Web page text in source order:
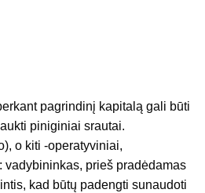
pagrindinį kapitalą gali būti
piniginiai srautai.
o kiti -operatyviniai,
vadybininkas, prieš pradėdamas
kad būtų padengti sunaudoti